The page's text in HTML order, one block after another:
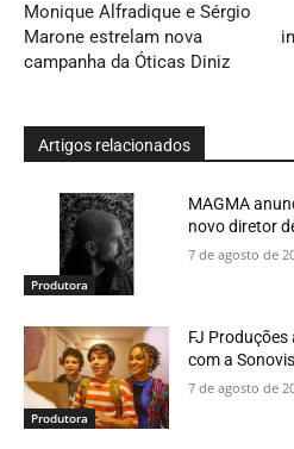
Monique Alfradique e Sérgio
Marone estrelam nova
campanha da Óticas Diniz
Artigos relacionados
Produtora
MAGMA
novo diretor
7 de agosto de
Produtora
FJ
com a
7 de agosto de